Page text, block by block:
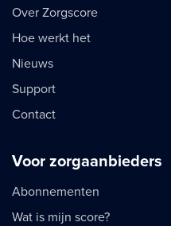
Over Zorgscore
Hoe werkt het
Nieuws
Support
Contact
Voor zorgaanbieders
Abonnementen
Wat is mijn score?